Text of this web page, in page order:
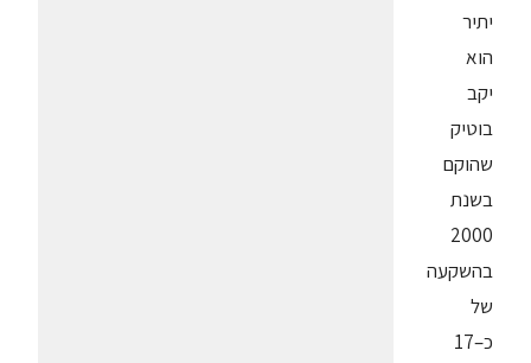
יתיר
הוא
יקב
בוטיק
שהוקם
בשנת
2000
בהשקעה
של
כ–17